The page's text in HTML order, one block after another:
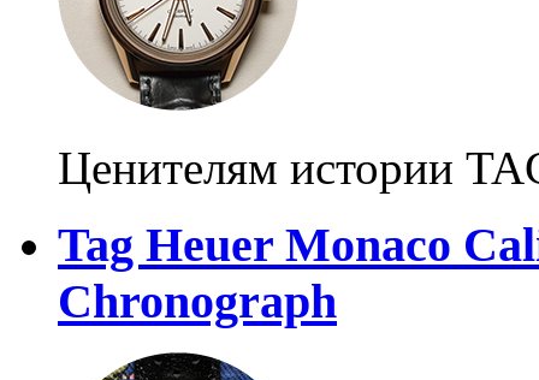
Ценителям истории
Tag Heuer Monaco
Chronograph